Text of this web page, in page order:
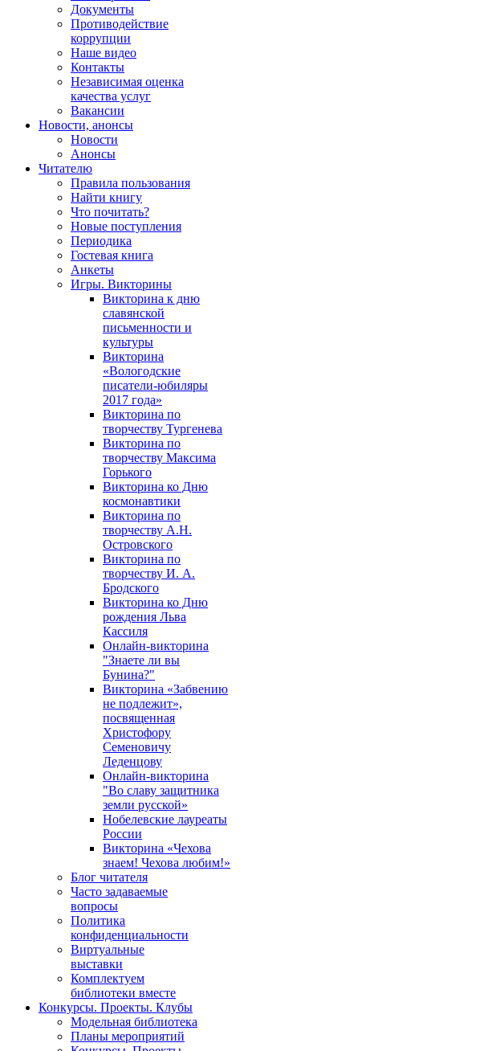
Документы
Противодействие
коррупции
Наше видео
Контакты
Независимая оценка
качества услуг
Вакансии
Новости, анонсы
Новости
Анонсы
Читателю
Правила пользования
Найти книгу
Что почитать?
Новые поступления
Периодика
Гостевая книга
Анкеты
Игры. Викторины
Викторина к дню
славянской
письменности и
культуры
Викторина
«Вологодские
писатели-юбиляры
2017 года»
Викторина по
творчеству Тургенева
Викторина по
творчеству Максима
Горького
Викторина ко Дню
космонавтики
Викторина по
творчеству А.Н.
Островского
Викторина по
творчеству И. А.
Бродского
Викторина ко Дню
рождения Льва
Кассиля
Онлайн-викторина
"Знаете ли вы
Бунина?"
Викторина «Забвению
не подлежит»,
посвященная
Христофору
Семеновичу
Леденцову
Онлайн-викторина
"Во славу защитника
земли русской»
Нобелевские лауреаты
России
Викторина «Чехова
знаем! Чехова любим!»
Блог читателя
Часто задаваемые
вопросы
Политика
конфиденциальности
Виртуальные
выставки
Комплектуем
библиотеки вместе
Конкурсы. Проекты. Клубы
Модельная библиотека
Планы мероприятий